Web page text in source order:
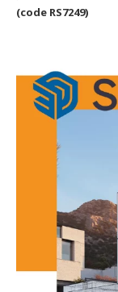
(code RS7249)